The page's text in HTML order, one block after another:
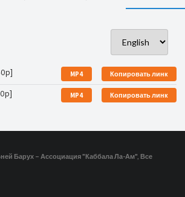
MP4 Копировать линк
MP4 Копировать линк
Барух – Ассоциация "Каббала Ла-Ам", Все